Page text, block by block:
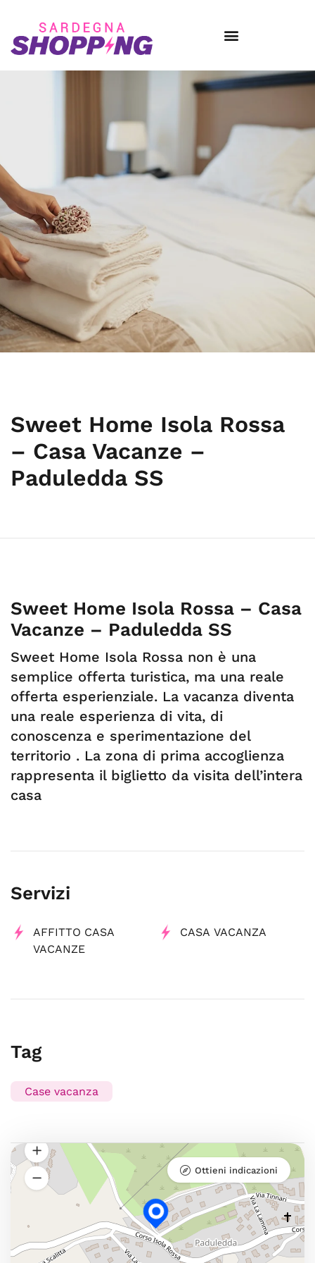
Sweet Home Isola Rossa
– Casa Vacanze –
Paduledda SS
Sweet Home Isola Rossa – Casa
Vacanze – Paduledda SS
Sweet Home Isola Rossa non è una
semplice offerta turistica, ma una reale
offerta esperienziale. La vacanza diventa
una reale esperienza di vita, di
conoscenza e sperimentazione del
territorio . La zona di prima accoglienza
rappresenta il biglietto da visita dell’intera
casa
Servizi
AFFITTO CASA
VACANZE
CASA VACANZA
Tag
Case vacanza
Ottieni indicazioni